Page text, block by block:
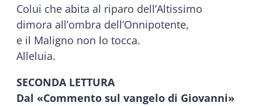
Colui che abita al riparo dell’Altissimo
dimora all’ombra dell’Onnipotente,
e il Maligno non lo tocca.
Alleluia.
SECONDA LETTURA
Dal «Commento sul vangelo di Giovanni»